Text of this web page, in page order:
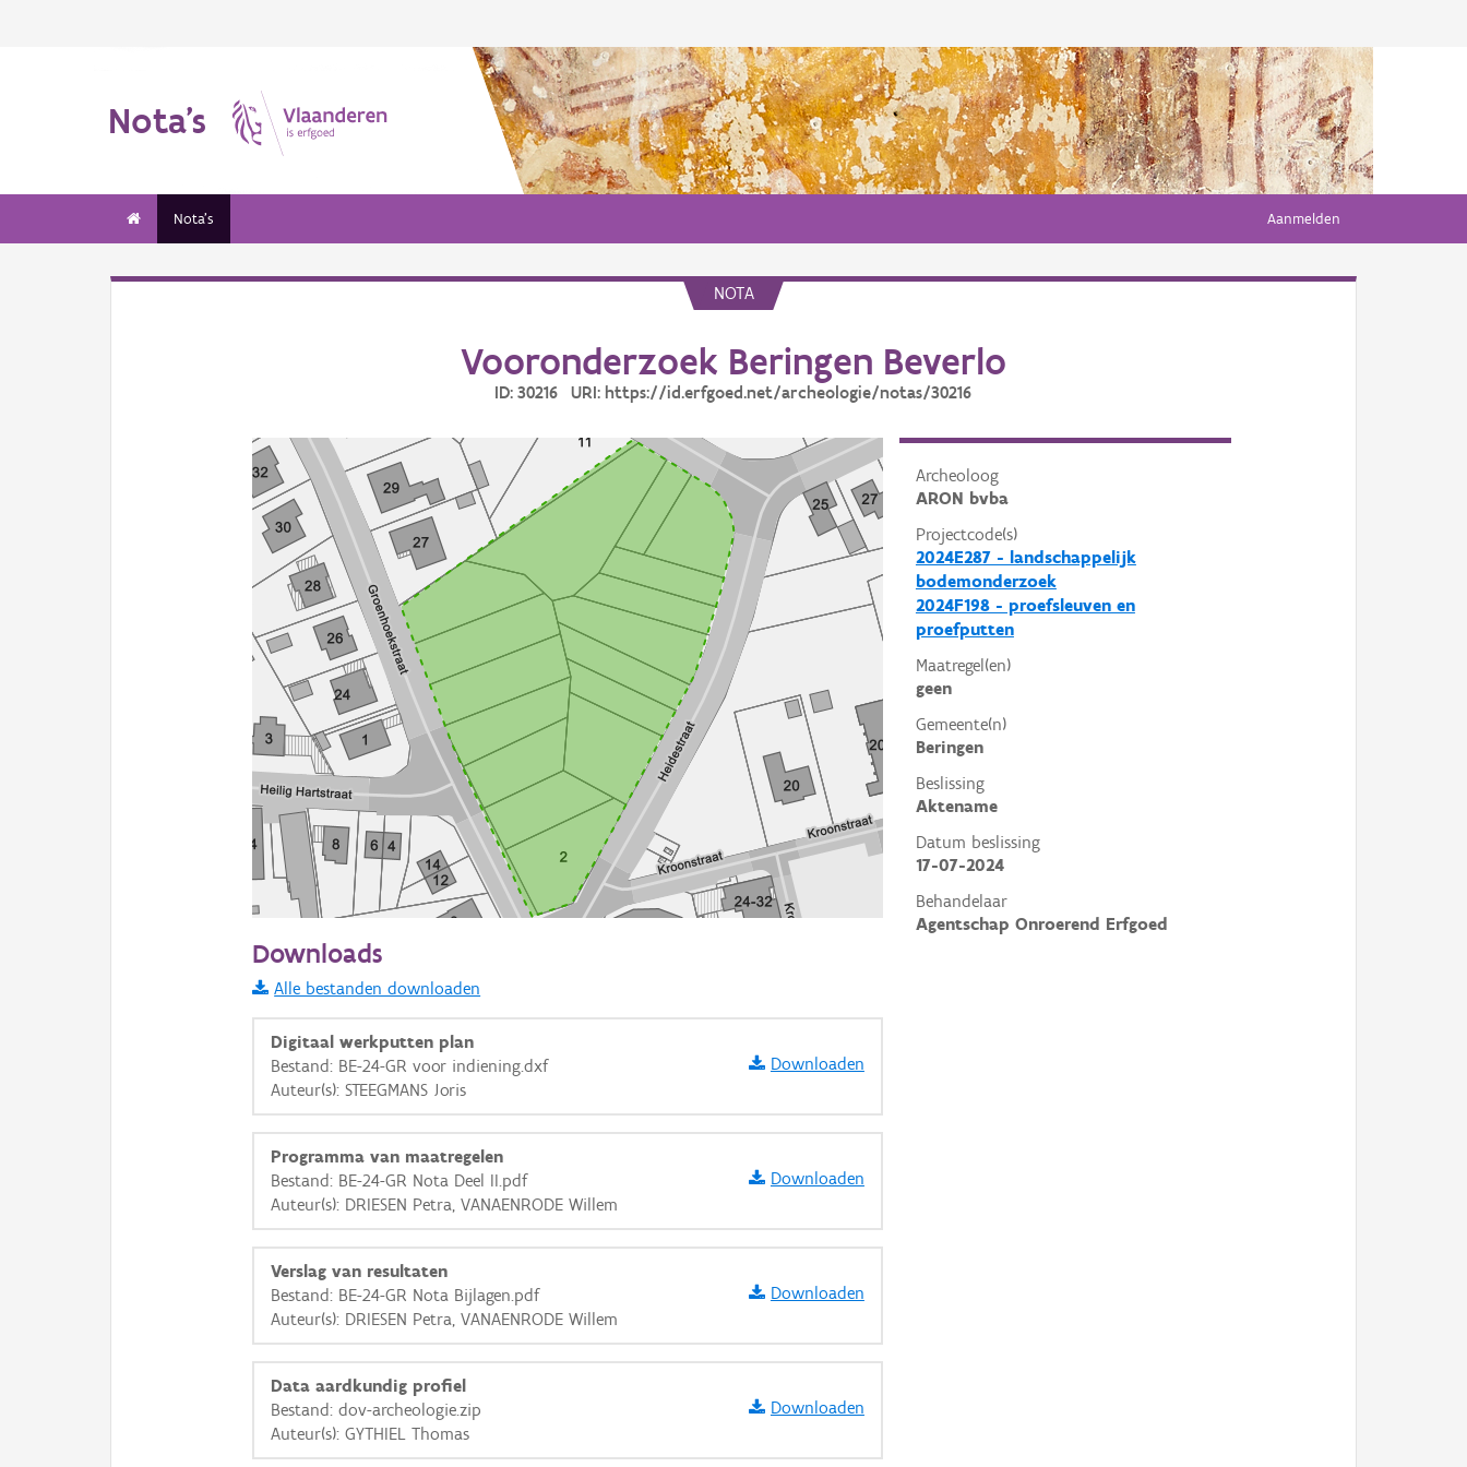
Nota's
Nota's Aanmelden
NOTA
Vooronderzoek Beringen Beverlo
ID: 30216 URI: https://id.erfgoed.net/archeologie/notas/30216
Archeoloog
ARON bvba
Projectcode(s)
2024E287 - landschappelijk
bodemonderzoek
2024F198 - proefsleuven en
proefputten
Maatregel(en)
geen
Gemeente(n)
Beringen
Beslissing
Aktename
Datum beslissing
17-07-2024
Behandelaar
Agentschap Onroerend Erfgoed
Informatie Vlaanderen
i
+ −
OSM-Basiskaart
Ortho
GRB-Basiskaart
GRB-Basiskaart in grijswaarden
Downloads
Alle bestanden downloaden
Digitaal werkputten plan
Bestand: BE-24-GR voor indiening.dxf
Auteur(s): STEEGMANS Joris
Downloaden
Programma van maatregelen
Bestand: BE-24-GR Nota Deel II.pdf
Auteur(s): DRIESEN Petra, VANAENRODE Willem
Downloaden
Verslag van resultaten
Bestand: BE-24-GR Nota Bijlagen.pdf
Auteur(s): DRIESEN Petra, VANAENRODE Willem
Downloaden
Data aardkundig profiel
Bestand: dov-archeologie.zip
Auteur(s): GYTHIEL Thomas
Downloaden